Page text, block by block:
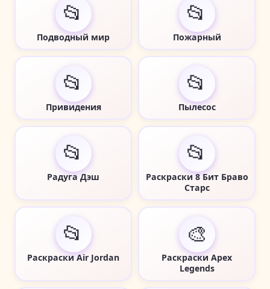
📂
Подводный мир
📂
Пожарный
📂
Привидения
📂
Пылесос
📂
Радуга Дэш
📂
Раскраски 8 Бит Браво
Старс
📂
Раскраски Air Jordan
🎨
Раскраски Apex
Legends